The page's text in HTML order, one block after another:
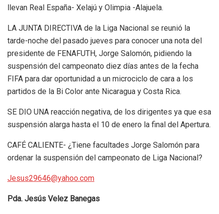
llevan Real España- Xelajú y Olimpia -Alajuela.
LA JUNTA DIRECTIVA de la Liga Nacional se reunió la
tarde-noche del pasado jueves para conocer una nota del
presidente de FENAFUTH, Jorge Salomón, pidiendo la
suspensión del campeonato diez días antes de la fecha
FIFA para dar oportunidad a un microciclo de cara a los
partidos de la Bi Color ante Nicaragua y Costa Rica.
SE DIO UNA reacción negativa, de los dirigentes ya que esa
suspensión alarga hasta el 10 de enero la final del Apertura.
CAFÉ CALIENTE- ¿Tiene facultades Jorge Salomón para
ordenar la suspensión del campeonato de Liga Nacional?
Jesus29646@yahoo.com
Pda. Jesús Velez Banegas